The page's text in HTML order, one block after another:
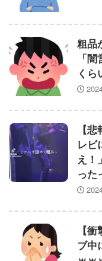
粗品
「
くら
【
レビ
え！
った
【
ブ中